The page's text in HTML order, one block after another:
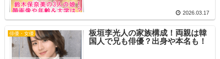
2026.03.17
俳優・女優
板垣李光人の家族構成！両親は韓
国人で兄も俳優？出身や本名も！